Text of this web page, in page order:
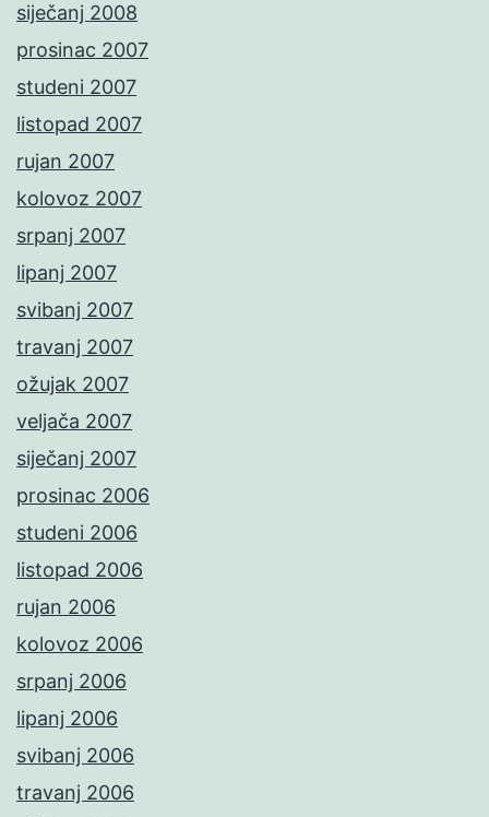
siječanj 2008
prosinac 2007
studeni 2007
listopad 2007
rujan 2007
kolovoz 2007
srpanj 2007
lipanj 2007
svibanj 2007
travanj 2007
ožujak 2007
veljača 2007
siječanj 2007
prosinac 2006
studeni 2006
listopad 2006
rujan 2006
kolovoz 2006
srpanj 2006
lipanj 2006
svibanj 2006
travanj 2006